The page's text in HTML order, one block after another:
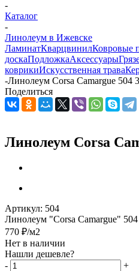
-
Каталог
-
Линолеум в Ижевске
ЛаминатКварцвинилКовровые
доскаПодложкаАксессуары
коврикиИскусственная трава
-Линолеум Corsa Camargue 504
Поделиться
Линолеум Corsa
Артикул: 504
Линолеум "Corsa Camargue"
770 ₽/м2
Нет в наличии
Нашли дешевле?
-
+